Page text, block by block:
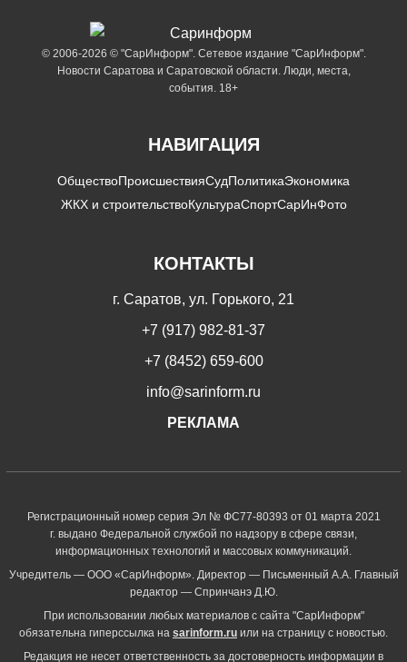
© 2006-2026 © "СарИнформ". Сетевое издание "СарИнформ".
Новости Саратова и Саратовской области. Люди, места,
события. 18+
НАВИГАЦИЯ
ОбществоПроисшествияСудПолитикаЭкономика
ЖКХ и строительствоКультураСпортСарИнФото
КОНТАКТЫ
г. Саратов, ул. Горького, 21
+7 (917) 982-81-37
+7 (8452) 659-600
info@sarinform.ru
РЕКЛАМА
Регистрационный номер серия Эл № ФС77-80393 от 01 марта 2021
г. выдано Федеральной службой по надзору в сфере связи,
информационных технологий и массовых коммуникаций.
Учредитель — ООО «СарИнформ». Директор — Письменный А.А. Главный
редактор — Спринчанэ Д.Ю.
При использовании любых материалов с сайта "СарИнформ"
обязательна гиперссылка на sarinform.ru или на страницу с новостью.
Редакция не несет ответственность за достоверность информации в